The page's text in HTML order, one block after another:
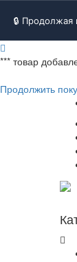
🔒 Продолжая
*** товар
Продолжить